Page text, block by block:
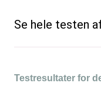
Se hele testen
Testresultater for